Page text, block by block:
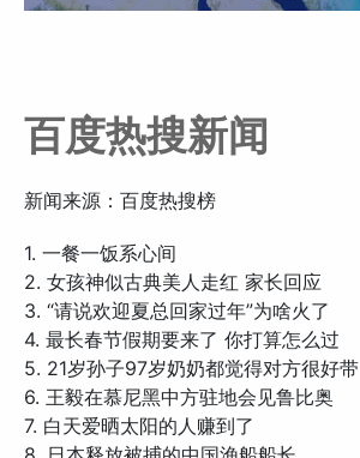
百度热搜新闻
新闻来源：百度热搜榜
1. 一餐一饭系心间
2. 女孩神似古典美人走红 家长回应
3. “请说欢迎夏总回家过年”为啥火了
4. 最长春节假期要来了 你打算怎么过
5. 21岁孙子97岁奶奶都觉得对方很好带
6. 王毅在慕尼黑中方驻地会见鲁比奥
7. 白天爱晒太阳的人赚到了